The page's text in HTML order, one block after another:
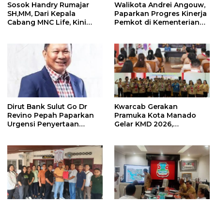
Sosok Handry Rumajar
SH,MM, Dari Kepala
Cabang MNC Life, Kini
Walikota Andrei Angouw,
Paparkan Progres Kinerja
Pemkot di Kementerian
Dirut Bank Sulut Go Dr
Revino Pepah Paparkan
Urgensi Penyertaan
Kwarcab Gerakan
Pramuka Kota Manado
Gelar KMD 2026,
Pramuka